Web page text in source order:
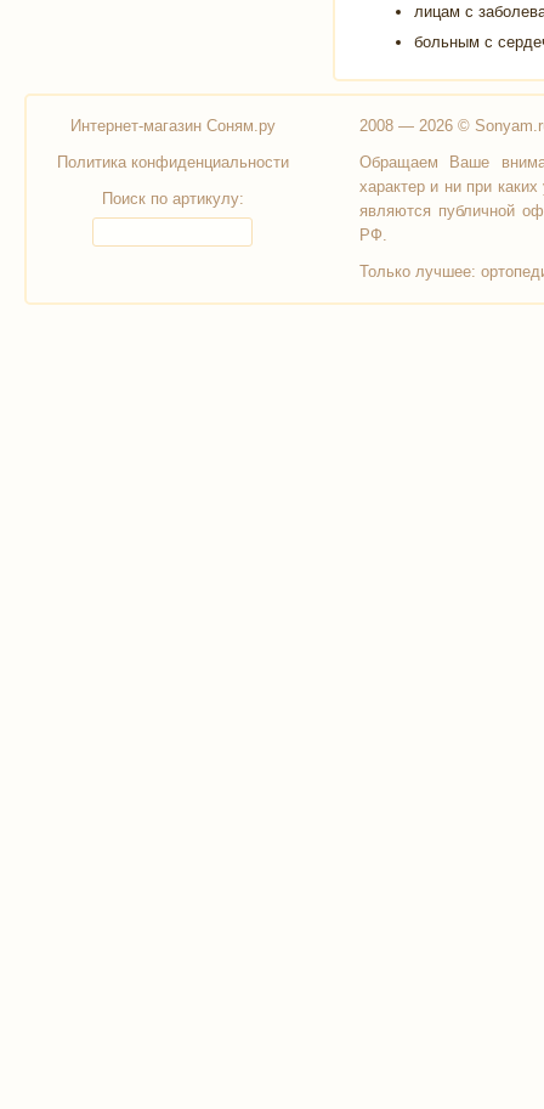
лицам с
больным с
Интернет-магазин Соням.ру
Политика конфиденциальности
Поиск по артикулу:
2008 — 2026 ©
Обращаем Ваше
характер и ни при
являются публичной
РФ.
Только лучшее: